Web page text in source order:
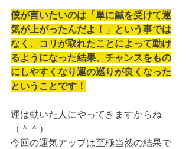
僕が言いたいのは「単に鍼を受けて運
気が上がったんだよ！」という事では
なく、コリが取れたことによって動け
るようになった結果、チャンスをもの
にしやすくなり運の巡りが良くなった
ということです！
運は動いた人にやってきますからね
（＾＾）
今回の運気アップは至極当然の結果で